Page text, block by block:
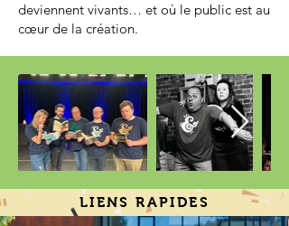
deviennent vivants… et où le public est au
cœur de la création.
LIENS RAPIDES